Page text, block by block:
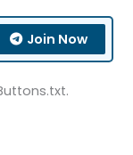
Join Now